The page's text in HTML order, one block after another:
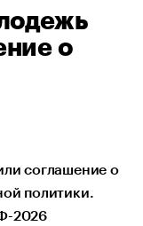
о
соглашение о
политики.
2026